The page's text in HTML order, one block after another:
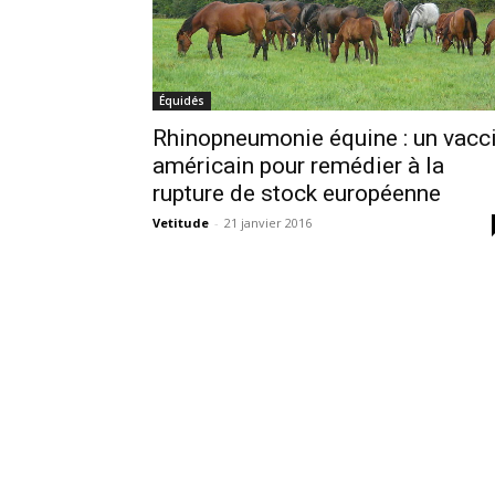
Équidés
Rhinopneumonie équine : un
américain pour remédier à la
rupture de stock européenne
Vetitude - 21 janvier 2016